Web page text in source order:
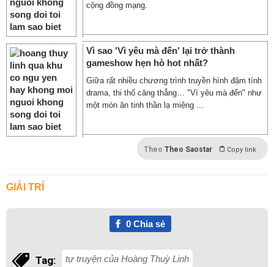
cộng đồng mạng.
Vì sao 'Vì yêu mà đến' lại trở thành
gameshow hẹn hò hot nhất?
Giữa rất nhiều chương trình truyền hình đậm tính
drama, thi thố căng thẳng… "Vì yêu mà đến" như
một món ăn tinh thần lạ miệng ...
Theo Theo Saostar Copy link
GIẢI TRÍ
0Chia sẻ
Tag: tự truyện của Hoàng Thuỳ Linh